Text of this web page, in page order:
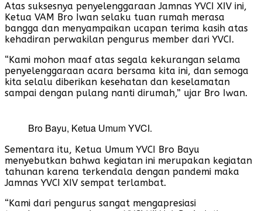
Atas suksesnya penyelenggaraan Jamnas YVCI XIV ini,
Ketua VAM Bro Iwan selaku tuan rumah merasa
bangga dan menyampaikan ucapan terima kasih atas
kehadiran perwakilan pengurus member dari YVCI.
“Kami mohon maaf atas segala kekurangan selama
penyelenggaraan acara bersama kita ini, dan semoga
kita selalu diberikan kesehatan dan keselamatan
sampai dengan pulang nanti dirumah,” ujar Bro Iwan.
Bro Bayu, Ketua Umum YVCI.
Sementara itu, Ketua Umum YVCI Bro Bayu
menyebutkan bahwa kegiatan ini merupakan kegiatan
tahunan karena terkendala dengan pandemi maka
Jamnas YVCI XIV sempat terlambat.
“Kami dari pengurus sangat mengapresiasi